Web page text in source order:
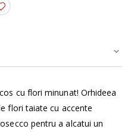
cu flori minunat! Orhideea
flori taiate cu accente
pentru a alcatui un